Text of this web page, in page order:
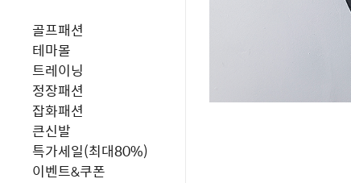
골프패션
테마몰
트레이닝
정장패션
잡화패션
큰신발
특가세일(최대80%)
이벤트&쿠폰